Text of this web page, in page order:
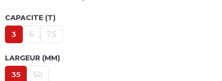
CAPACITE (T)
3 6 7.5
LARGEUR (MM)
35 50